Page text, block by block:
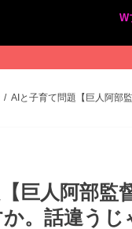
W
プ
特
AIと子育て問題【巨人阿部
巨人阿部監
。話違うじ